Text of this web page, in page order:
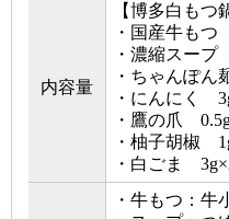
内容量
【博多白もつ
・国産牛も
・濃縮スー
・ちゃんぽ
・にんにく
・鷹の爪
・柚子胡椒
・白ごま
・牛もつ：牛